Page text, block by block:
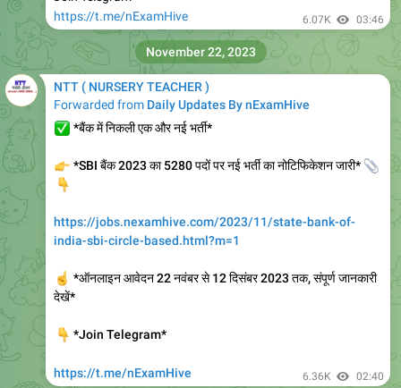
NTT ( NURSERY TEACHER )
Forwarded fromDaily Updates By nExamHive
*बैंक में निकली एक और नई भर्ती*
*SBI बैंक 2023 का 5280 पदों पर नई भर्ती का नोटिफिकेशन जारी*
📎
https://jobs.nexamhive.com/2023/11/state-bank-of-
*ऑनलाइन आवेदन 22 नवंबर से 12 दिसंबर 2023 तक, संपूर्ण जानकारी
*Join Telegram*
https://t.me/nExamHive
November 22, 2023
December 6, 2023